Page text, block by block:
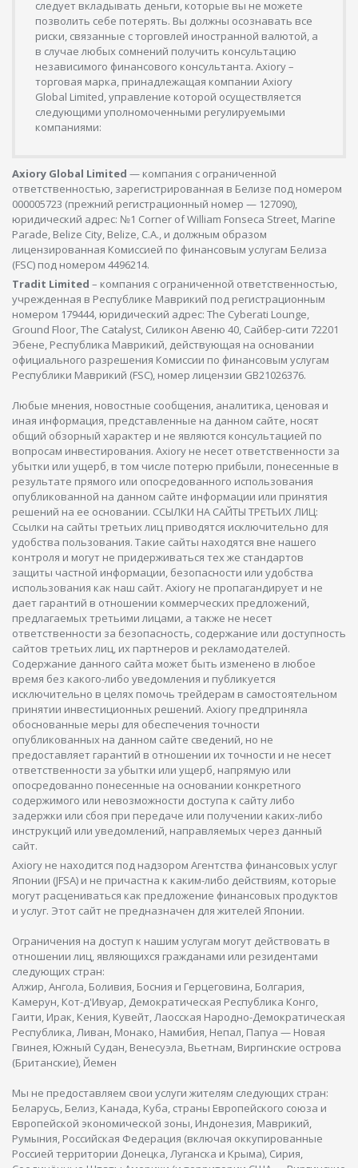
следует вкладывать деньги, которые вы не можете
позволить себе потерять. Вы должны осознавать все
риски, связанные с торговлей иностранной валютой, а
в случае любых сомнений получить консультацию
независимого финансового консультанта. Axiory –
торговая марка, принадлежащая компании Axiory
Global Limited, управление которой осуществляется
следующими уполномоченными регулируемыми
компаниями:
Axiory Global Limited — компания с ограниченной
ответственностью, зарегистрированная в Белизе под номером
000005723 (прежний регистрационный номер — 127090),
юридический адрес: №1 Corner of William Fonseca Street, Marine
Parade, Belize City, Belize, C.A., и должным образом
лицензированная Комиссией по финансовым услугам Белиза
(FSC) под номером 4496214.
Tradit Limited – компания с ограниченной ответственностью,
учрежденная в Республике Маврикий под регистрационным
номером 179444, юридический адрес: The Cyberati Lounge,
Ground Floor, The Catalyst, Силикон Авеню 40, Сайбер-сити 72201
Эбене, Республика Маврикий, действующая на основании
официального разрешения Комиссии по финансовым услугам
Республики Маврикий (FSC), номер лицензии GB21026376.
Любые мнения, новостные сообщения, аналитика, ценовая и
иная информация, представленные на данном сайте, носят
общий обзорный характер и не являются консультацией по
вопросам инвестирования. Axiory не несет ответственности за
убытки или ущерб, в том числе потерю прибыли, понесенные в
результате прямого или опосредованного использования
опубликованной на данном сайте информации или принятия
решений на ее основании. ССЫЛКИ НА САЙТЫ ТРЕТЬИХ ЛИЦ:
Ссылки на сайты третьих лиц приводятся исключительно для
удобства пользования. Такие сайты находятся вне нашего
контроля и могут не придерживаться тех же стандартов
защиты частной информации, безопасности или удобства
использования как наш сайт. Axiory не пропагандирует и не
дает гарантий в отношении коммерческих предложений,
предлагаемых третьими лицами, а также не несет
ответственности за безопасность, содержание или доступность
сайтов третьих лиц, их партнеров и рекламодателей.
Содержание данного сайта может быть изменено в любое
время без какого-либо уведомления и публикуется
исключительно в целях помочь трейдерам в самостоятельном
принятии инвестиционных решений. Axiory предприняла
обоснованные меры для обеспечения точности
опубликованных на данном сайте сведений, но не
предоставляет гарантий в отношении их точности и не несет
ответственности за убытки или ущерб, напрямую или
опосредованно понесенные на основании конкретного
содержимого или невозможности доступа к сайту либо
задержки или сбоя при передаче или получении каких-либо
инструкций или уведомлений, направляемых через данный
сайт.
Axiory не находится под надзором Агентства финансовых услуг
Японии (JFSA) и не причастна к каким-либо действиям, которые
могут расцениваться как предложение финансовых продуктов
и услуг. Этот сайт не предназначен для жителей Японии.
Ограничения на доступ к нашим услугам могут действовать в
отношении лиц, являющихся гражданами или резидентами
следующих стран:
Алжир, Ангола, Боливия, Босния и Герцеговина, Болгария,
Камерун, Кот-д'Ивуар, Демократическая Республика Конго,
Гаити, Ирак, Кения, Кувейт, Лаосская Народно-Демократическая
Республика, Ливан, Монако, Намибия, Непал, Папуа — Новая
Гвинея, Южный Судан, Венесуэла, Вьетнам, Виргинские острова
(Британские), Йемен
Мы не предоставляем свои услуги жителям следующих стран:
Беларусь, Белиз, Канада, Куба, страны Европейского союза и
Европейской экономической зоны, Индонезия, Маврикий,
Румыния, Российская Федерация (включая оккупированные
Россией территории Донецка, Луганска и Крыма), Сирия,